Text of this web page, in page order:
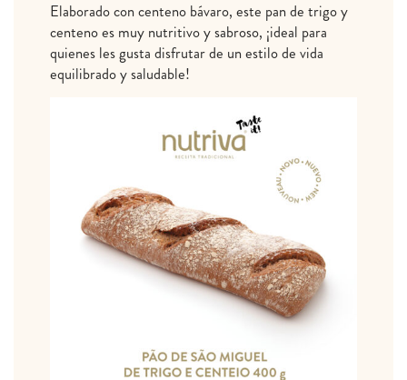
Elaborado con centeno bávaro, este pan de trigo y
centeno es muy nutritivo y sabroso, ¡ideal para
quienes les gusta disfrutar de un estilo de vida
equilibrado y saludable!